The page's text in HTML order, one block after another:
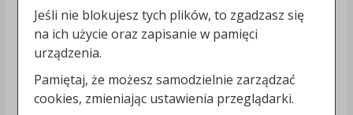
Jeśli nie blokujesz tych plików, to zgadzasz się
na ich użycie oraz zapisanie w pamięci
urządzenia.
Pamiętaj, że możesz samodzielnie zarządzać
cookies, zmieniając ustawienia przeglądarki.